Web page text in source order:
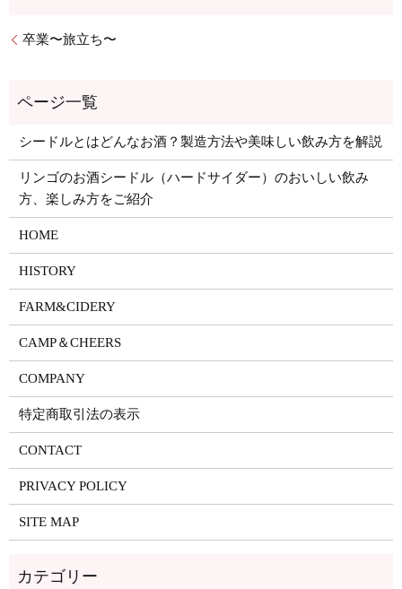
卒業〜旅立ち〜
シードルとはどんなお酒？製造方法や美味しい飲み方を解説
リンゴのお酒シードル（ハードサイダー）のおいしい飲み
方、楽しみ方をご紹介
HOME
HISTORY
FARM&CIDERY
CAMP＆CHEERS
COMPANY
特定商取引法の表示
CONTACT
PRIVACY POLICY
SITE MAP